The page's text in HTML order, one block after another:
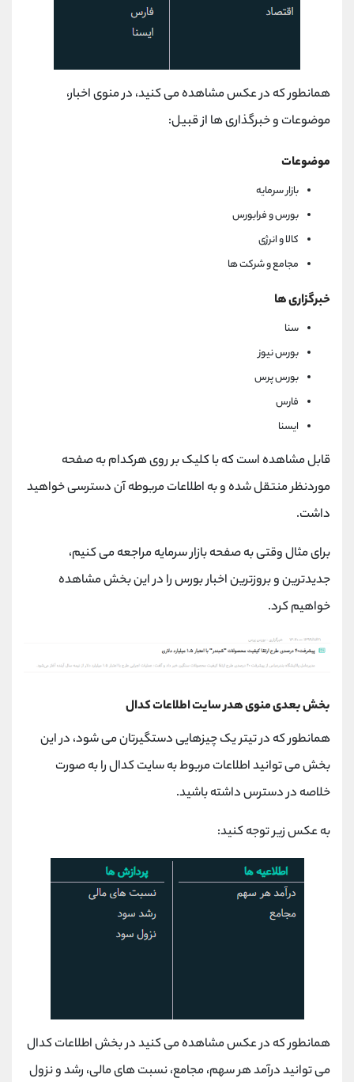
همانطور که در عکس مشاهده می کنید، در منوی اخبار،
موضوعات و خبرگذاری ها از قبیل:
موضوعات
بازار سرمایه
بورس و فرابورس
کالا و انرژی
مجامع و شرکت ها
خبرگزاری ها
سنا
بورس نیوز
بورس پرس
فارس
ایسنا
قابل مشاهده است که با کلیک بر روی هرکدام به صفحه
موردنظر منتقل شده و به اطلاعات مربوطه آن دسترسی خواهید
داشت.
برای مثال وقتی به صفحه بازار سرمایه مراجعه می کنیم،
جدیدترین و بروزترین اخبار بورس را در این بخش مشاهده
خواهیم کرد.
بخش بعدی منوی هدر سایت اطلاعات کدال
همانطور که در تیتر یک چیزهایی دستگیرتان می شود، در این
بخش می توانید اطلاعات مربوط به سایت کدال را به صورت
خلاصه در دسترس داشته باشید.
به عکس زیر توجه کنید:
همانطور که در عکس مشاهده می کنید در بخش اطلاعات کدال
می توانید درآمد هر سهم، مجامع، نسبت های مالی، رشد و نزول